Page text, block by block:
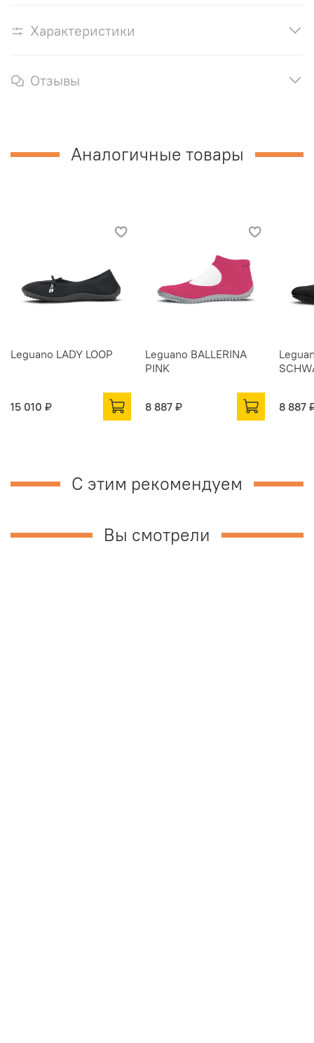
Характеристики
Отзывы
Аналогичные товары
Leguano LADY LOOP
15 010 ₽
Leguano BALLERINA
PINK
8 887 ₽ 8 887
С этим рекомендуем
Вы смотрели